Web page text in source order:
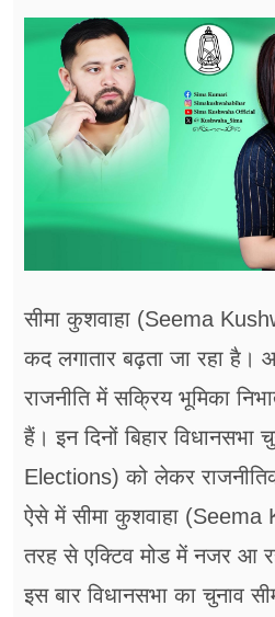
सीमा कुशवाहा (Seema
कद लगातार बढ़ता जा रहा है।
राजनीति में सक्रिय भूमिका
हैं। इन दिनों बिहार
Elections) को लेकर
ऐसे में सीमा कुशवाहा (Seema
तरह से एक्टिव मोड में नजर आ
इस बार विधानसभा का चुनाव